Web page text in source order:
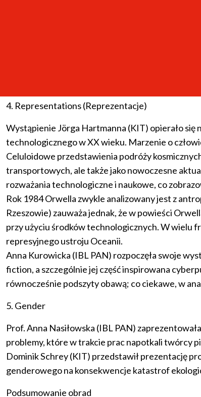
zwłaszcza łacińskie, pozytywnie odnosiło się
Na gruncie technologii teatralnej wyjątkowe
przedstawień dramatycznych, w których
Prof. Andreas Böhn przedstawił prezentację
4. Representations (Reprezentacje)
Wystąpienie Jörga Hartmanna (KIT) opierało się
technologicznego w XX wieku. Marzenie o
Celuloidowe przedstawienia podróży
transportowych, ale także jako nowoczesne
rozważania technologiczne i naukowe, co
Rok 1984 Orwella zwykle analizowany jest z
Rzeszowie) zauważa jednak, że w powieści
przy użyciu środków technologicznych. W wielu
represyjnego ustroju Oceanii.
Anna Kurowicka (IBL PAN) rozpoczęła swoje
fiction, a szczególnie jej część inspirowana
równocześnie podszyty obawą; co ciekawe, w
5. Gender
Prof. Anna Nasiłowska (IBL PAN)
problemy, które w trakcie prac napotkali twórcy
Dominik Schrey (KIT) przedstawił prezentację
genderowego na konsekwencje katastrof
Podsumowanie obrad